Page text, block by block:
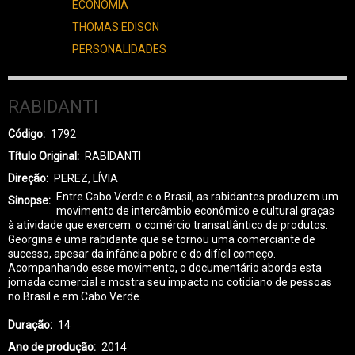
ECONOMIA
THOMAS EDISON
PERSONALIDADES
RABIDANTI
Código
1792
Título Original
RABIDANTI
Direção
PEREZ, LÍVIA
Sinopse
Entre Cabo Verde e o Brasil, as rabidantes produzem um
movimento de intercâmbio econômico e cultural graças
à atividade que exercem: o comércio transatlântico de produtos.
Georgina é uma rabidante que se tornou uma comerciante de
sucesso, apesar da infância pobre e do difícil começo.
Acompanhando esse movimento, o documentário aborda esta
jornada comercial e mostra seu impacto no cotidiano de pessoas
no Brasil e em Cabo Verde.
Duração
14
Ano de produção
2014